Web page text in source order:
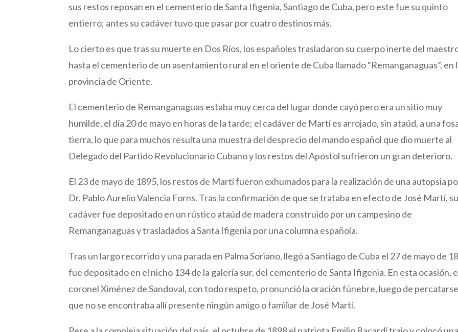
sus restos reposan en el cementerio de Santa Ifigenia, Santiago de Cuba, pero este fue su quinto
entierro; antes su cadáver tuvo que pasar por cuatro destinos más.
Lo cierto es que tras su muerte en Dos Ríos, los españoles trasladaron su cuerpo inerte del
hasta el cementerio de un asentamiento rural en el oriente de Cuba llamado “Remanganaguas”, en
provincia de Oriente.
El cementerio de Remanganaguas estaba muy cerca del lugar donde cayó pero era un sitio muy
humilde, el día 20 de mayo en horas de la tarde; el cadáver de Martí es arrojado, sin ataúd, a una
tierra, lo que para muchos resulta una muestra del desprecio del mando español que dio muerte al
Delegado del Partido Revolucionario Cubano y los restos del Apóstol sufrieron un gran deterioro.
El 23 de mayo de 1895, los restos de Martí fueron exhumados para la realización de una autopsia
Dr. Pablo Aurelio Valencia Forns. Tras la confirmación de que se trataba en efecto de José Martí, su
cadáver fue depositado en un rústico ataúd de madera construido por un campesino de
Remanganaguas y trasladados a Santa Ifigenia por una columna española.
Tras un largo recorrido y una parada en Palma Soriano, llegó a Santiago de Cuba el 27 de mayo de
fue depositado en el nicho 134 de la galería sur, del cementerio de Santa Ifigenia. En esta ocasión,
coronel Ximénez de Sandoval, con todo respeto, pronunció la oración fúnebre, luego de percatarse
que no se encontraba allí presente ningún amigo o familiar de José Martí.